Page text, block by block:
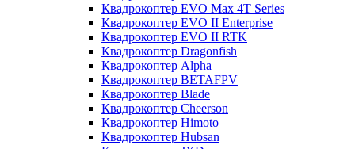
Квадрокоптер EVO Max 4T Series
Квадрокоптер EVO II Enterprise
Квадрокоптер EVO II RTK
Квадрокоптер Dragonfish
Квадрокоптер Alpha
Квадрокоптер BETAFPV
Квадрокоптер Blade
Квадрокоптер Cheerson
Квадрокоптер Himoto
Квадрокоптер Hubsan